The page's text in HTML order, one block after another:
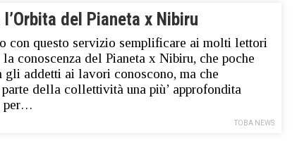
del Pianeta x Nibiru
con questo servizio semplificare ai molti lettori
conoscenza del Pianeta x Nibiru, che poche
gli addetti ai lavori conoscono, ma che
della collettività una più’ approfondita
per…
TOBA NEWS